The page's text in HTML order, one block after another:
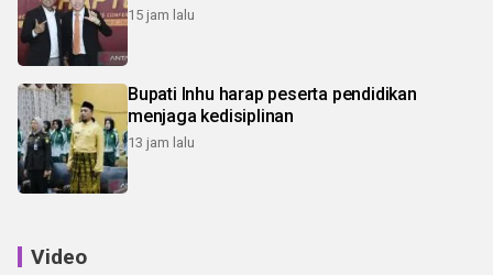
15 jam lalu
Bupati Inhu harap peserta pendidikan
menjaga kedisiplinan
13 jam lalu
Video